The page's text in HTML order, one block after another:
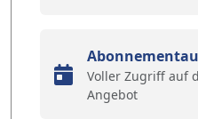
Voller Zugriff auf
Angebot